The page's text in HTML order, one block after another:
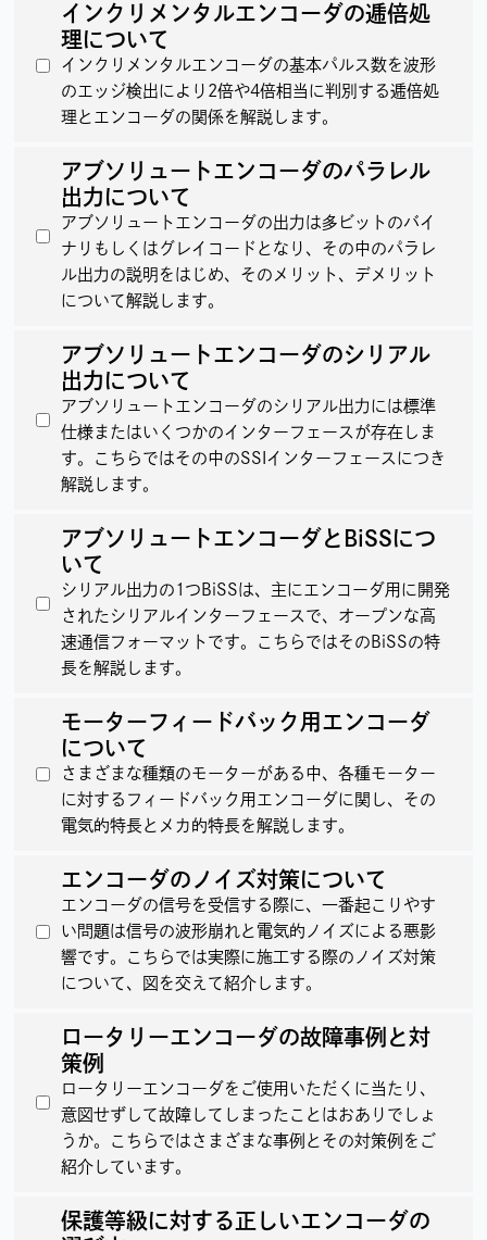
インクリメンタルエンコーダの逓倍処
理について
インクリメンタルエンコーダの基本パルス数を波形
のエッジ検出により2倍や4倍相当に判別する逓倍処
理とエンコーダの関係を解説します。
アブソリュートエンコーダのパラレル
出力について
アブソリュートエンコーダの出力は多ビットのバイ
ナリもしくはグレイコードとなり、その中のパラレ
ル出力の説明をはじめ、そのメリット、デメリット
について解説します。
アブソリュートエンコーダのシリアル
出力について
アブソリュートエンコーダのシリアル出力には標準
仕様またはいくつかのインターフェースが存在しま
す。こちらではその中のSSIインターフェースにつき
解説します。
アブソリュートエンコーダとBiSSにつ
いて
シリアル出力の1つBiSSは、主にエンコーダ用に開発
されたシリアルインターフェースで、オープンな高
速通信フォーマットです。こちらではそのBiSSの特
長を解説します。
モーターフィードバック用エンコーダ
について
さまざまな種類のモーターがある中、各種モーター
に対するフィードバック用エンコーダに関し、その
電気的特長とメカ的特長を解説します。
エンコーダのノイズ対策について
エンコーダの信号を受信する際に、一番起こりやす
い問題は信号の波形崩れと電気的ノイズによる悪影
響です。こちらでは実際に施工する際のノイズ対策
について、図を交えて紹介します。
ロータリーエンコーダの故障事例と対
策例
ロータリーエンコーダをご使用いただくに当たり、
意図せずして故障してしまったことはおありでしょ
うか。こちらではさまざまな事例とその対策例をご
紹介しています。
保護等級に対する正しいエンコーダの